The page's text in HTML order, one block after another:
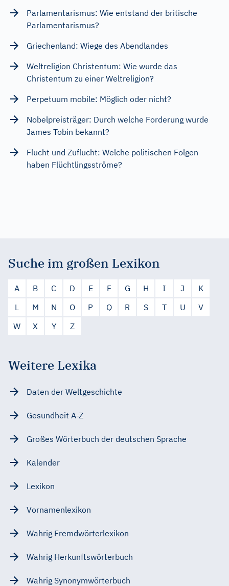
Parlamentarismus: Wie entstand der britische
Parlamentarismus?
Griechenland: Wiege des Abendlandes
Weltreligion Christentum: Wie wurde das
Christentum zu einer Weltreligion?
Perpetuum mobile: Möglich oder nicht?
Nobelpreisträger: Durch welche Forderung wurde
James Tobin bekannt?
Flucht und Zuflucht: Welche politischen Folgen
haben Flüchtlingsströme?
Suche im großen Lexikon
A B C D E F G H I J
K
L
M N O P Q R S T U
V
W
X Y Z
Weitere Lexika
Daten der Weltgeschichte
Gesundheit A-Z
Großes Wörterbuch der deutschen Sprache
Kalender
Lexikon
Vornamenlexikon
Wahrig Fremdwörterlexikon
Wahrig Herkunftswörterbuch
Wahrig Synonymwörterbuch